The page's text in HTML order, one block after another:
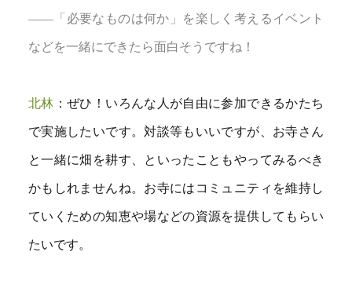
――「必要なものは何か」を楽しく考えるイベント
などを一緒にできたら面白そうですね！
北林 ：ぜひ！いろんな人が自由に参加できるかたち
で実施したいです。対談等もいいですが、お寺さん
と一緒に畑を耕す、といったこともやってみるべき
かもしれませんね。お寺にはコミュニティを維持し
ていくための知恵や場などの資源を提供してもらい
たいです。